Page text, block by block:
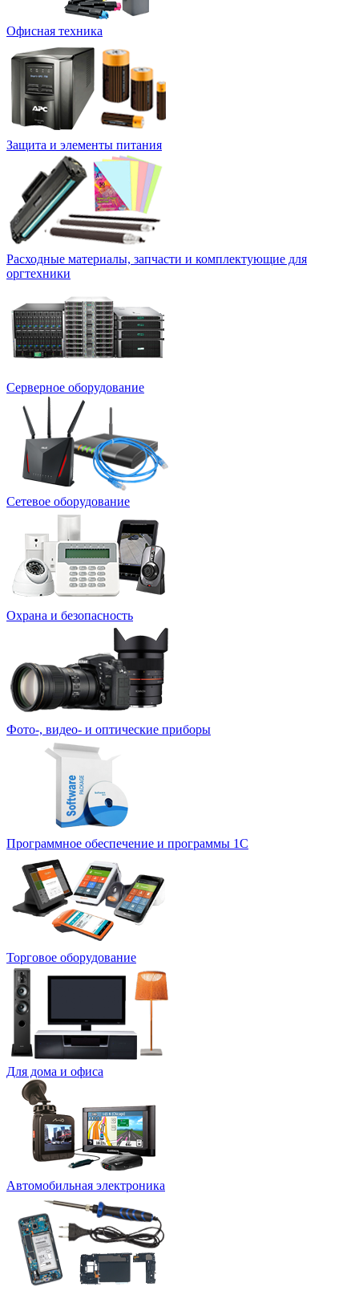
Офисная техника
Защита и элементы питания
Расходные материалы, запчасти и комплектующие для
оргтехники
Серверное оборудование
Сетевое оборудование
Охрана и безопасность
Фото-, видео- и оптические приборы
Программное обеспечение и программы 1С
Торговое оборудование
Для дома и офиса
Автомобильная электроника